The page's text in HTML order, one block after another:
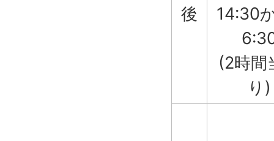
後
14:30
(2時間
り)